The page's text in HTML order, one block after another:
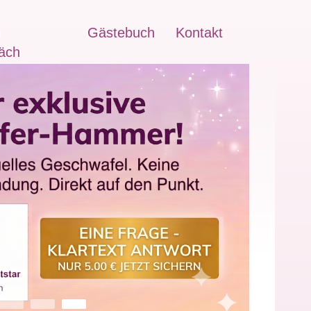
Gästebuch Kontakt